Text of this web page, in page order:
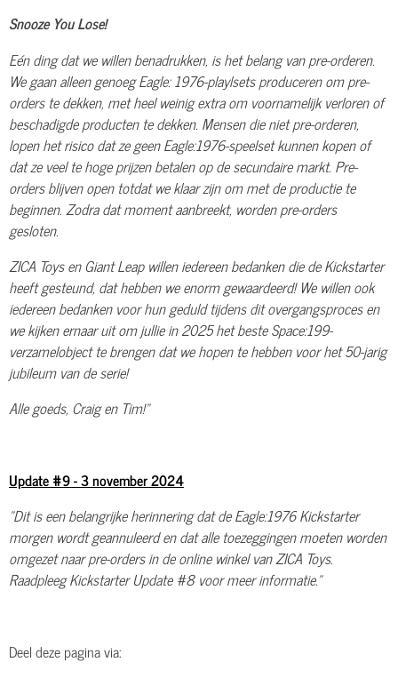
Snooze You Lose!
Eén ding dat we willen benadrukken, is het belang van pre-orderen.
We gaan alleen genoeg Eagle: 1976-playlsets produceren om pre-
orders te dekken, met heel weinig extra om voornamelijk verloren of
beschadigde producten te dekken. Mensen die niet pre-orderen,
lopen het risico dat ze geen Eagle:1976-speelset kunnen kopen of
dat ze veel te hoge prijzen betalen op de secundaire markt. Pre-
orders blijven open totdat we klaar zijn om met de productie te
beginnen. Zodra dat moment aanbreekt, worden pre-orders
gesloten.
ZICA Toys en Giant Leap willen iedereen bedanken die de Kickstarter
heeft gesteund, dat hebben we enorm gewaardeerd! We willen ook
iedereen bedanken voor hun geduld tijdens dit overgangsproces en
we kijken ernaar uit om jullie in 2025 het beste Space:199-
verzamelobject te brengen dat we hopen te hebben voor het 50-jarig
jubileum van de serie!
Alle goeds, Craig en Tim!"
Update #9 - 3 november 2024
"Dit is een belangrijke herinnering dat de Eagle:1976 Kickstarter
morgen wordt geannuleerd en dat alle toezeggingen moeten worden
omgezet naar pre-orders in de online winkel van ZICA Toys.
Raadpleeg Kickstarter Update #8 voor meer informatie."
Deel deze pagina via: